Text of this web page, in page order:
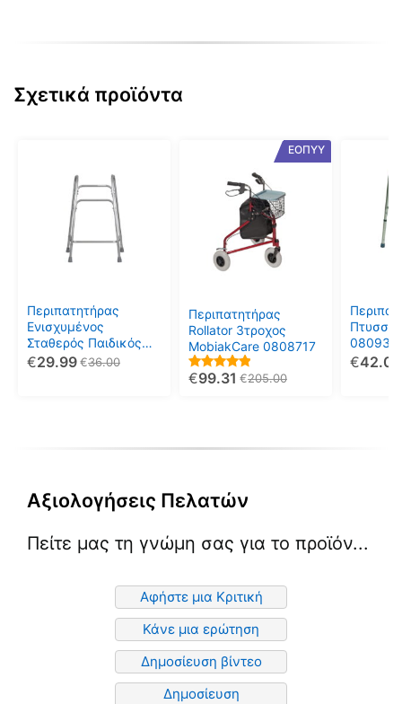
Σχετικά προϊόντα
Περιπατητήρας
Ενισχυμένος
Σταθερός Παιδικός
0804450 Mobiak
36.00
€
29.99
€
ΕΟΠΥΥ
Περιπατητήρας
Rollator 3τροχος
MobiakCare 0808717
5.00
205.00
€
99.31
€
42.00
€
Αξιολογήσεις Πελατών
Πείτε μας τη γνώμη σας για το προϊόν...
Αφήστε μια Κριτική
Κάνε μια ερώτηση
Δημοσίευση βίντεο
Δημοσίευση